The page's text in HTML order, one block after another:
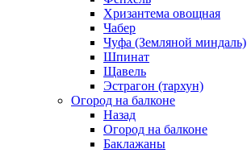
Хризантема овощная
Чабер
Чуфа (Земляной миндаль)
Шпинат
Щавель
Эстрагон (тархун)
Огород на балконе
Назад
Огород на балконе
Баклажаны